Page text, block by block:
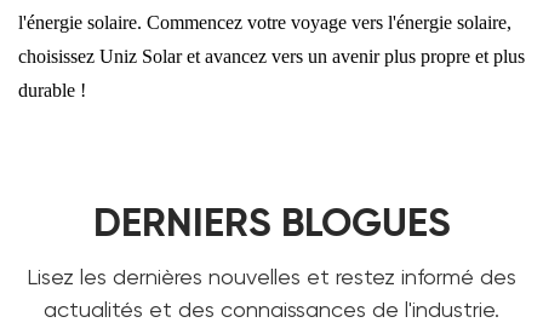
l'énergie solaire. Commencez votre voyage vers l'énergie solaire,
choisissez Uniz Solar et avancez vers un avenir plus propre et plus
durable !
DERNIERS BLOGUES
Lisez les dernières nouvelles et restez informé des
actualités et des connaissances de l'industrie.